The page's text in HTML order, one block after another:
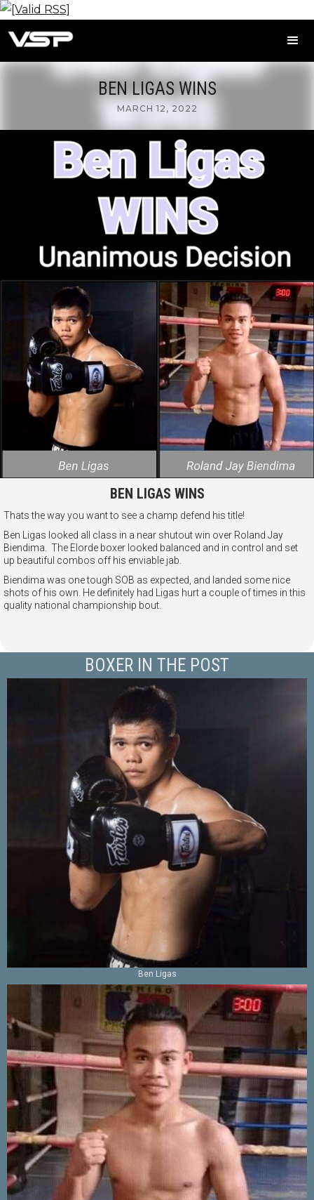
BEN LIGAS WINS
MARCH 12, 2022
BEN LIGAS WINS
Thats the way you want to see a champ defend his title!
Ben Ligas looked all class in a near shutout win over Roland Jay
Biendima. The Elorde boxer looked balanced and in control and set
up beautiful combos off his enviable jab.
Biendima was one tough SOB as expected, and landed some nice
shots of his own. He definitely had Ligas hurt a couple of times in this
quality national championship bout.
BOXER IN THE POST
Ben Ligas